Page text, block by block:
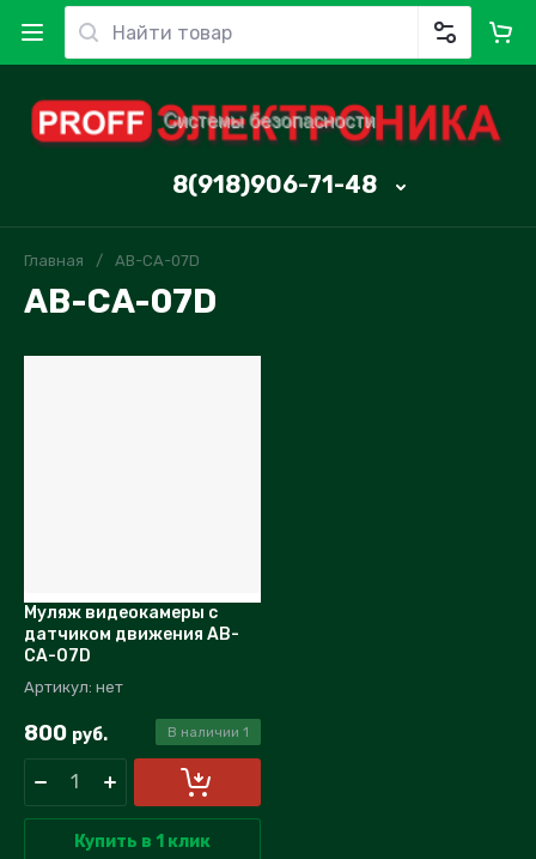
8(918)906-71-48
Главная / AB-CA-07D
AB-CA-07D
Муляж видеокамеры с
датчиком движения AB-
CA-07D
Артикул: нет
В наличии 1
800 руб.
Купить в 1 клик